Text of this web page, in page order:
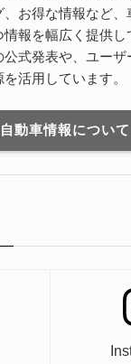
、お得な情報など、
報を幅広く提供し
式発表や、ユーザ
活用しています。
動車情報について